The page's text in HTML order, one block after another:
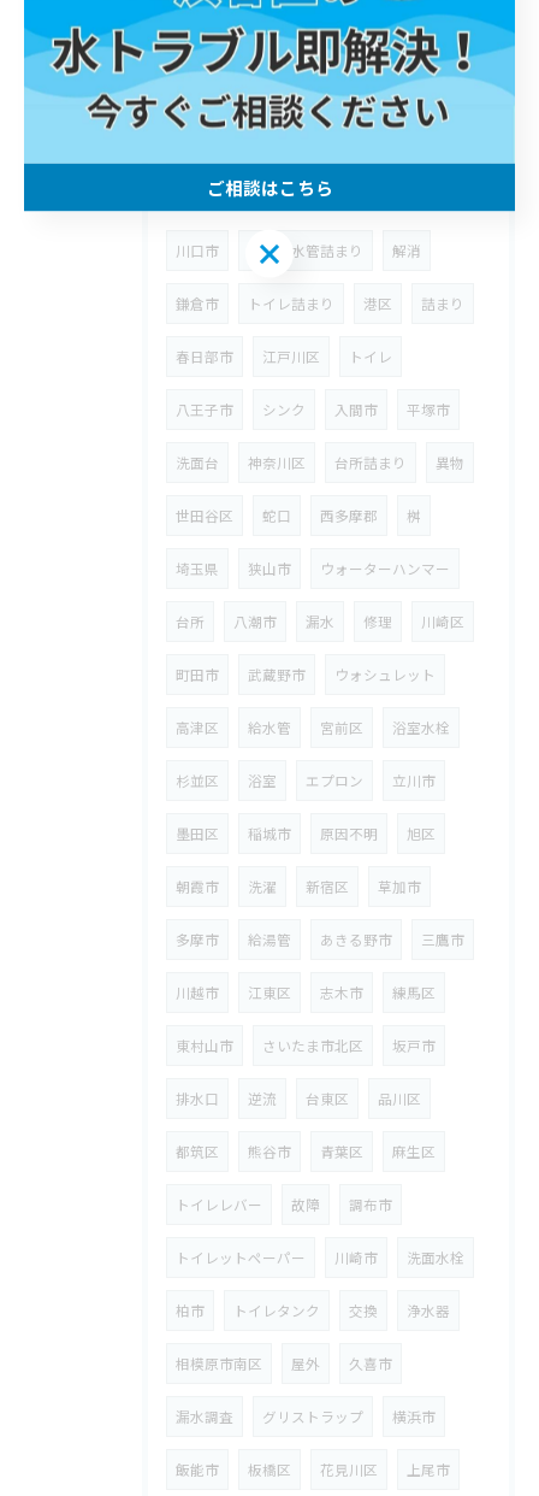
横須賀市 トイレ 交換
タグ Tags
川口市 屋外排水管詰まり 解消
鎌倉市 トイレ詰まり 港区 詰まり
春日部市 江戸川区 トイレ
八王子市 シンク 入間市 平塚市
洗面台 神奈川区 台所詰まり 異物
世田谷区 蛇口 西多摩郡 桝
埼玉県 狭山市 ウォーターハンマー
台所 八潮市 漏水 修理 川崎区
町田市 武蔵野市 ウォシュレット
高津区 給水管 宮前区 浴室水栓
杉並区 浴室 エプロン 立川市
墨田区 稲城市 原因不明 旭区
朝霞市 洗濯 新宿区 草加市
多摩市 給湯管 あきる野市 三鷹市
川越市 江東区 志木市 練馬区
東村山市 さいたま市北区 坂戸市
排水口 逆流 台東区 品川区
都筑区 熊谷市 青葉区 麻生区
トイレレバー 故障 調布市
トイレットペーパー 川崎市 洗面水栓
柏市 トイレタンク 交換 浄水器
相模原市南区 屋外 久喜市
漏水調査 グリストラップ 横浜市
飯能市 板橋区 花見川区 上尾市
ご相談はこちら
ご相談はこちら